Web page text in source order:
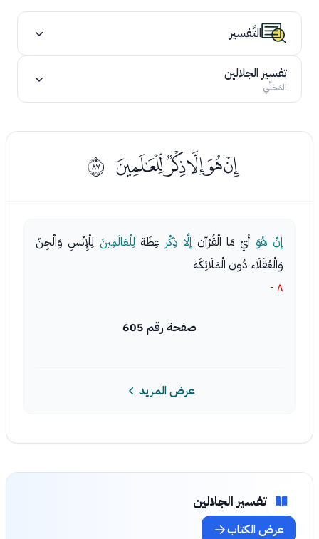
التَّفسير
تفسير الجلالين
المَحَلِّي
ﭩﭪﭫﭬﭭ ﱖ
إنْ هُوَ أَيْ مَا الْقُرْآن إلَّا ذِكْر عِظَةلِلْعَالَمِينَ لِلْإِنْسِ وَالْجِنّ
وَالْعُقَلَاء دُون الْمَلَائِكَة
٨ -
صفحة رقم 605
عرض المزيد
تفسير الجلالين
عرض الكتاب